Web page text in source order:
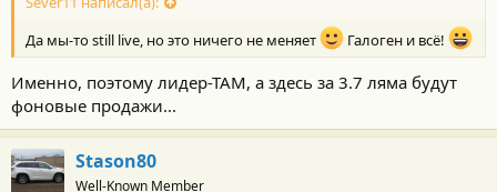
Да мы-то still live, но это ничего не меняет
Галоген и всё!
Именно, поэтому лидер-ТАМ, а здесь за 3.7 ляма будут
фоновые продажи...
Stason80
Well-Known Member